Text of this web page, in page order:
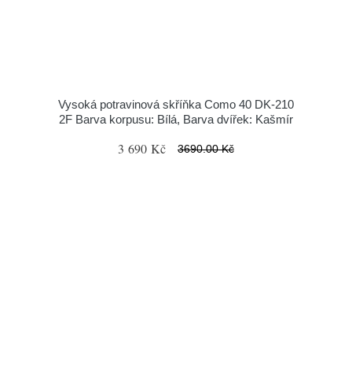
Vysoká potravinová skříňka Como 40 DK-210
2F Barva korpusu: Bílá, Barva dvířek: Kašmír
3 690 Kč 3690.00 Kč